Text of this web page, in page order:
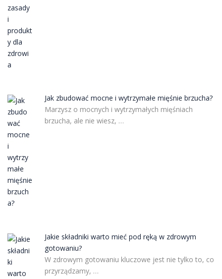
Jak zbudować mocne i wytrzymałe mięśnie brzucha?
Marzysz o mocnych i wytrzymałych mięśniach
brzucha, ale nie wiesz, …
Jakie składniki warto mieć pod ręką w zdrowym
gotowaniu?
W zdrowym gotowaniu kluczowe jest nie tylko to, co
przyrządzamy, …